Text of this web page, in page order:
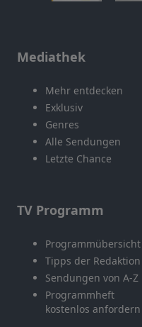
Mediathek
Mehr entdecken
Exklusiv
Genres
Alle Sendungen
Letzte Chance
TV Programm
Programmübersicht
Tipps der Redaktion
Sendungen von A-Z
Programmheft
kostenlos anfordern